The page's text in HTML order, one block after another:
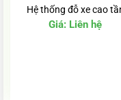
Hệ thống đỗ xe cao
Giá: Liên hệ